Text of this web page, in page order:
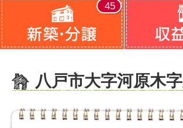
45
八戸市大字河原木